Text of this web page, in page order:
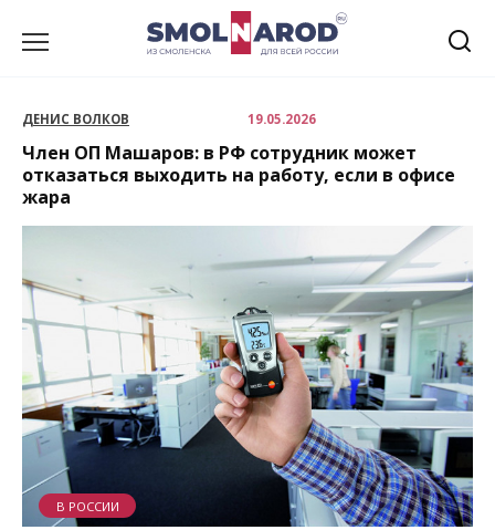
ДЕНИС ВОЛКОВ 19.05.2026
Член ОП Машаров: в РФ сотрудник может
отказаться выходить на работу, если в офисе
жара
В РОССИИ